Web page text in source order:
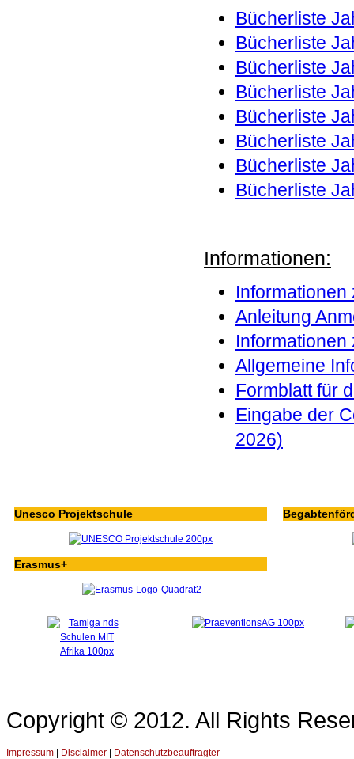
Bücherliste
Bücherliste
Bücherliste
Bücherliste
Bücherliste
Bücherliste
Bücherliste
Bücherliste
Informationen:
Anleitung
Allgemeine
Formblatt für
Eingabe der
2026)
Unesco Projektschule
Erasmus+
Copyright © 2012. All Rights
Impressum Disclaimer Datenschutzbeauftragter